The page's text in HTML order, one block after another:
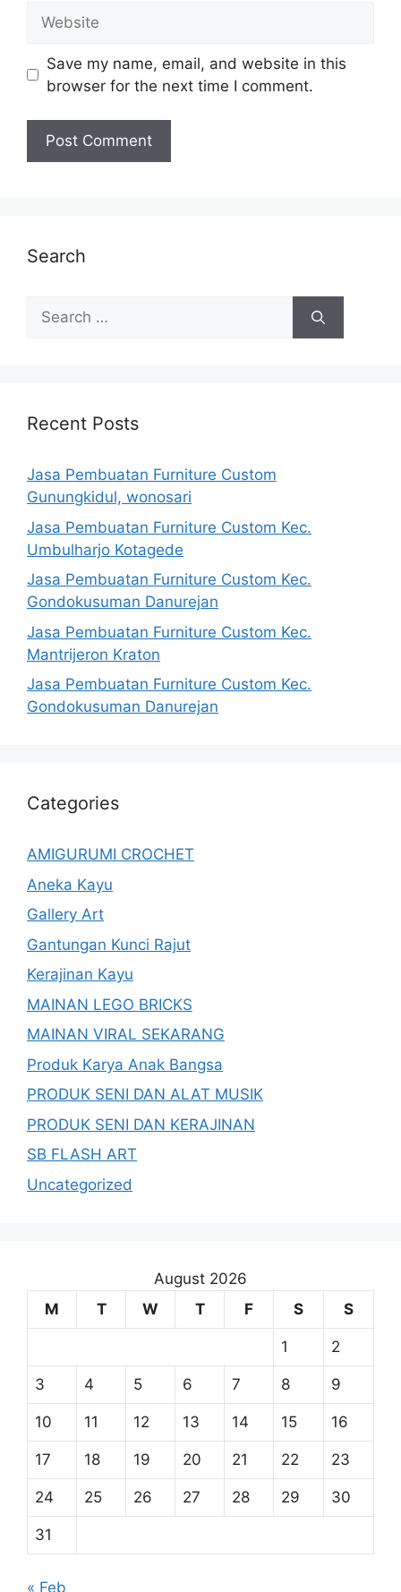
Save my name, email, and website in this
browser for the next time I comment.
Search
Search
for:
Recent Posts
Jasa Pembuatan Furniture Custom
Gunungkidul, wonosari
Jasa Pembuatan Furniture Custom Kec.
Umbulharjo Kotagede
Jasa Pembuatan Furniture Custom Kec.
Gondokusuman Danurejan
Jasa Pembuatan Furniture Custom Kec.
Mantrijeron Kraton
Jasa Pembuatan Furniture Custom Kec.
Gondokusuman Danurejan
Categories
AMIGURUMI CROCHET
Aneka Kayu
Gallery Art
Gantungan Kunci Rajut
Kerajinan Kayu
MAINAN LEGO BRICKS
MAINAN VIRAL SEKARANG
Produk Karya Anak Bangsa
PRODUK SENI DAN ALAT MUSIK
PRODUK SENI DAN KERAJINAN
SB FLASH ART
Uncategorized
August 2026
M
T W T F S S
1 2
3 4 5 6 7 8 9
10 11 12 13 14 15 16
17 18 19 20 21 22 23
24 25 26 27 28 29 30
31
« Feb